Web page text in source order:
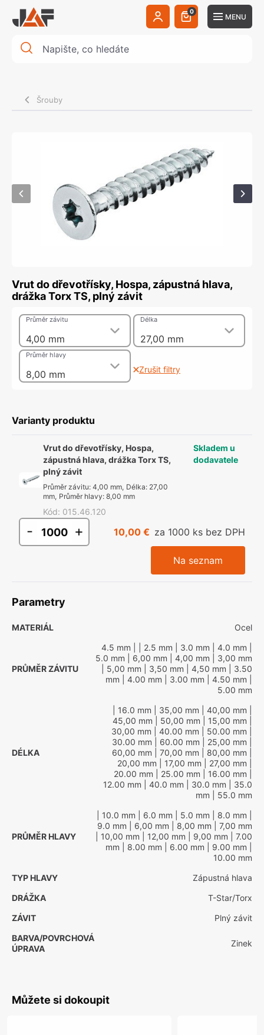
0
MENU
Šrouby
Vrut do dřevotřísky, Hospa, zápustná hlava,
drážka Torx TS, plný závit
4,00 mm
Průměr závitu
27,00 mm
Délka
8,00 mm
Průměr hlavy
Zrušit filtry
Varianty produktu
Vrut do dřevotřísky, Hospa,
zápustná hlava, drážka Torx TS,
plný závit
Průměr závitu:4,00 mm, Délka: 27,00
mm, Průměr hlavy:8,00 mm
Kód: 015.46.120
Skladem u
dodavatele
- + 10,00 € za 1000 ks bez DPH
Na seznam
Parametry
MATERIÁL Ocel
PRŮMĚR ZÁVITU
4.5 mm | 2.5 mm | 3.0 mm | 4.0 mm
5.0 mm | 6,00 mm | 4,00 mm | 3,00 mm
| 5,00 mm | 3,50 mm | 4,50 mm | 3.50
mm | 4.00 mm | 3.00 mm | 4.50 mm
5.00 mm
DÉLKA
| 16.0 mm | 35,00 mm | 40,00 mm
45,00 mm | 50,00 mm | 15,00 mm
30,00 mm | 40.00 mm | 50.00 mm
30.00 mm | 60.00 mm | 25,00 mm
60,00 mm | 70,00 mm | 80,00 mm
20,00 mm | 17,00 mm | 27,00 mm
20.00 mm | 25.00 mm | 16.00 mm
12.00 mm | 40.0 mm | 30.0 mm | 35.0
mm | 55.0 mm
PRŮMĚR HLAVY
| 10.0 mm | 6.0 mm | 5.0 mm | 8.0 mm
9.0 mm | 6,00 mm | 8,00 mm | 7,00 mm
| 10,00 mm | 12,00 mm | 9,00 mm | 7.00
mm | 8.00 mm | 6.00 mm | 9.00 mm
10.00 mm
TYP HLAVY
Zápustná hlava
DRÁŽKA
T-Star/Torx
ZÁVIT
Plný závit
BARVA/POVRCHOVÁ
ÚPRAVA
Zinek
Můžete si dokoupit